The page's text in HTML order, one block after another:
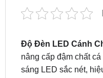
Độ Đèn LED Cánh
nâng cấp đậm chất
sáng LED sắc nét,